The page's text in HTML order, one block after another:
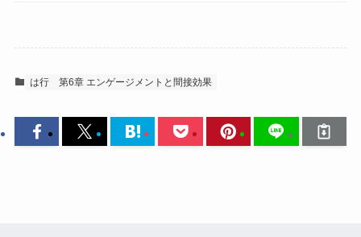
は行 第6章 エンゲージメントと間接効果